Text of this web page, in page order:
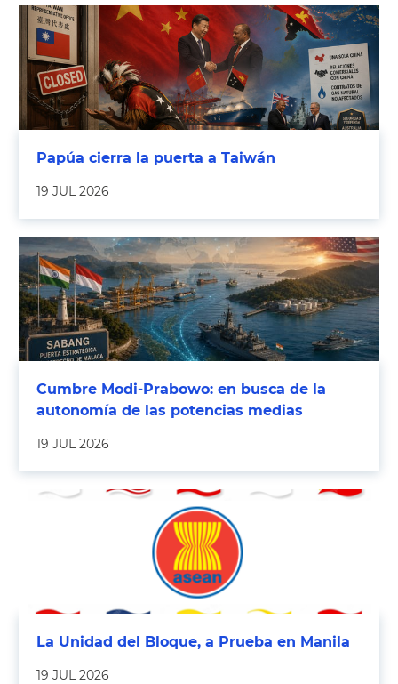
Papúa cierra la puerta a Taiwán
19 JUL 2026
Cumbre Modi-Prabowo: en busca de la
autonomía de las potencias medias
19 JUL 2026
La Unidad del Bloque, a Prueba en Manila
19 JUL 2026